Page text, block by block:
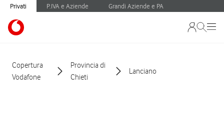
Privati P.IVA e Aziende Grandi Aziende e PA
Copertura
Vodafone
Provincia di
Chieti
Lanciano